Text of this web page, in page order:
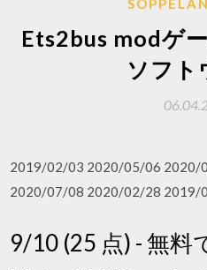
Ets2bus modゲ
ソフト
2019/02/03 2020/05/06 2020/
2020/07/08 2020/02/28 2019/
9/10 (25 点) - 無料